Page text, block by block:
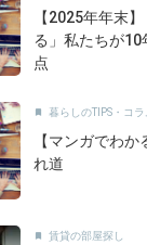
【2025年年末
る」私たちが
点
暮らしのTIPS・コラ
【マンガでわ
れ道
賃貸の部屋探し